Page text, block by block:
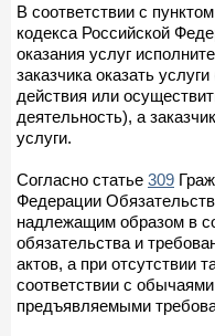
В соответствии с
кодекса Российской
оказания услуг
заказчика оказать
действия или
деятельность), а
услуги.
Согласно статье 309
Федерации
надлежащим образом в
обязательства и
актов, а при отсутствии
соответствии с
предъявляемыми